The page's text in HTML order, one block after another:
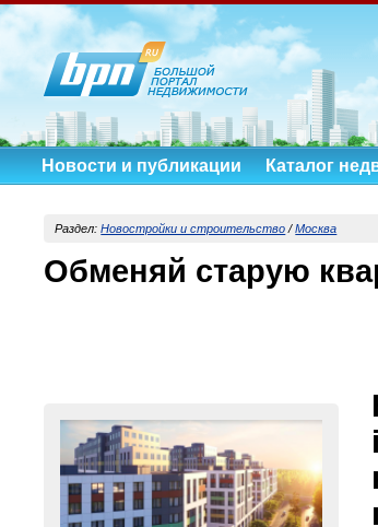
Новости и публикации Каталог
Раздел:Новостройки и строительство /Москва
Обменяй старую